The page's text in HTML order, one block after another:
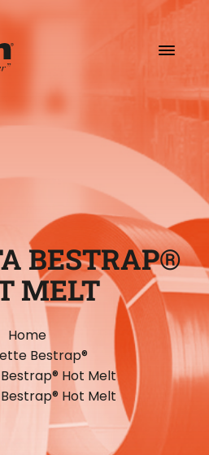
BESTRAP®
MELT
Home
Bestrap®
Hot Melt
Hot Melt